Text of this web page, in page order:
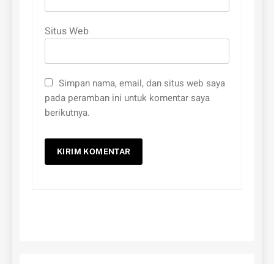
Situs Web
Simpan nama, email, dan situs web saya
pada peramban ini untuk komentar saya
berikutnya.